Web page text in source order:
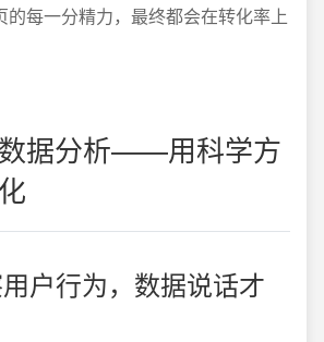
的每一分精力，最终都会在转化率上
据分析——用科学方
户行为，数据说话才